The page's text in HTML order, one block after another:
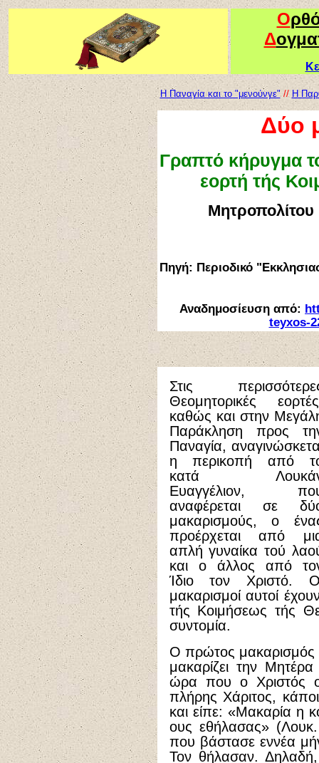
Ο
Δ
Η Παναγία και το "μενούνγε" // Η
Δύο
Γραπτό κήρυγμα
εορτή τής
Πηγή: Περιοδικό
Αναδημοσίευση από:
teyxos-
Στις
Θεομητορικές
καθώς και στην
Παράκληση προς
Παναγία,
η περικοπή από
κατά
Ευαγγέλιον,
αναφέρεται σε
μακαρισμούς, ο
προέρχεται από
απλή γυναίκα τού
και ο άλλος από
Ίδιο τον Χριστό.
μακαρισμοί αυτοί
τής Κοιμήσεως τής
συντομία.
Ο πρώτος μακαρισμός
μακαρίζει την
ώρα που ο Χριστός
πλήρης Χάριτος,
και είπε: «Μακαρία η
ους εθήλασας» (Λουκ.
που βάστασε εννέα
Τον θήλασαν.